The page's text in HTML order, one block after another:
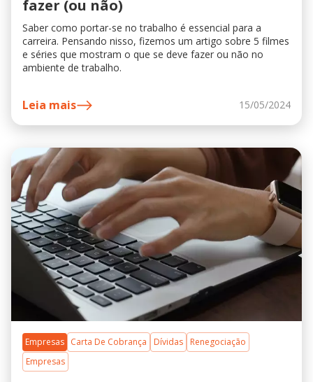
fazer (ou não)
Saber como portar-se no trabalho é essencial para a
carreira. Pensando nisso, fizemos um artigo sobre 5 filmes
e séries que mostram o que se deve fazer ou não no
ambiente de trabalho.
Leia mais 15/05/2024
Empresas Carta De Cobrança Dívidas
Renegociação
Empresas